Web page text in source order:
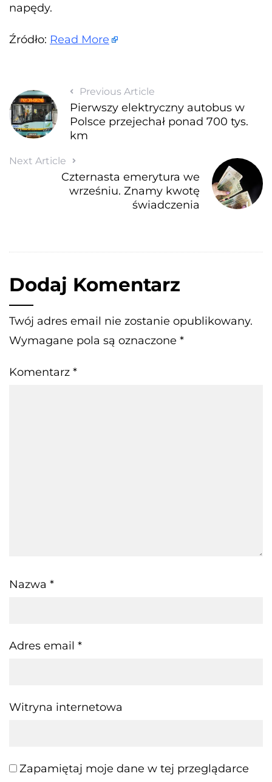
napędy.
Źródło: Read More
Previous Article
Pierwszy elektryczny autobus w
Polsce przejechał ponad 700 tys.
km
Next Article
Czternasta emerytura we
wrześniu. Znamy kwotę
świadczenia
Dodaj Komentarz
Twój adres email nie zostanie opublikowany.
Wymagane pola są oznaczone *
Komentarz *
Nazwa *
Adres email *
Witryna internetowa
Zapamiętaj moje dane w tej przeglądarce